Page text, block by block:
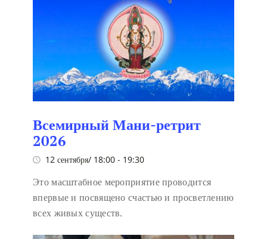
Всемирный Мани-ретрит
2026
12 сентября/ 18:00 - 19:30
Это масштабное мероприятие проводится
впервые и посвящено счастью и просветлению
всех живых существ.